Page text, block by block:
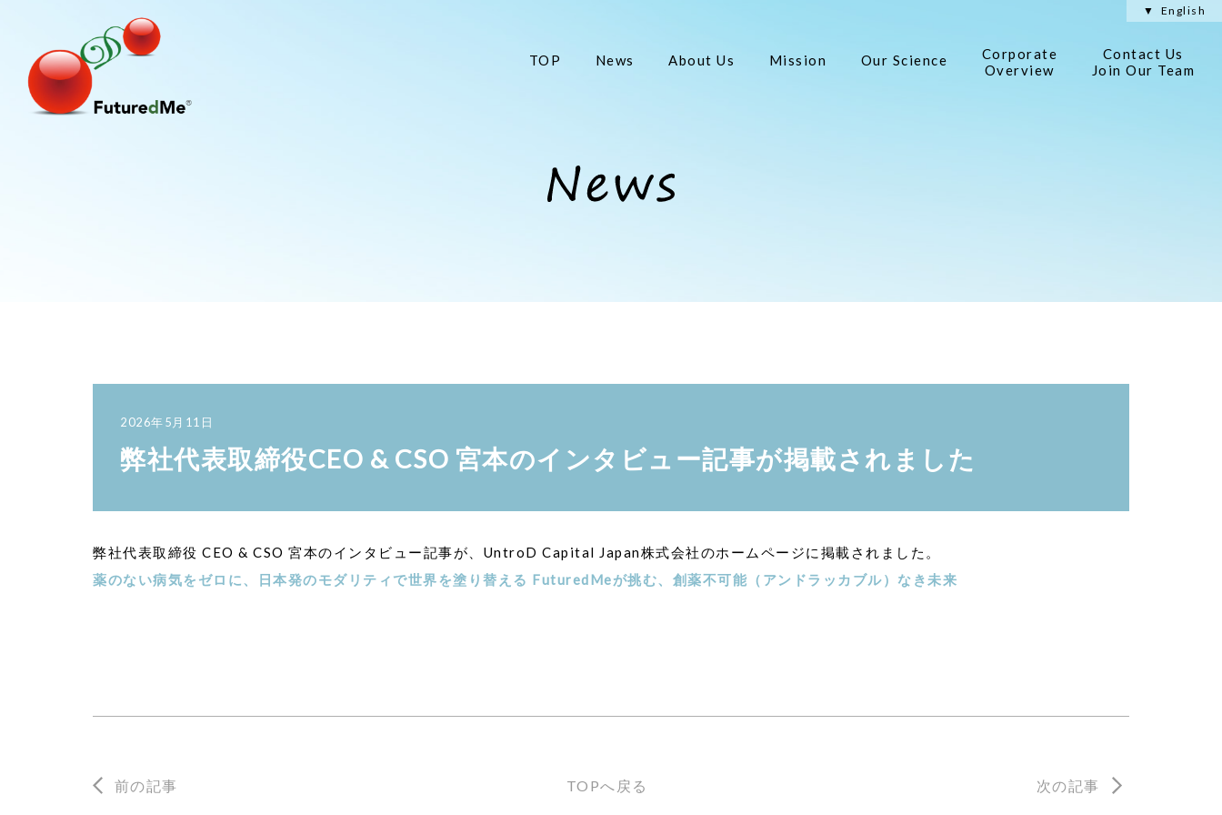
TOP News About Us Mission Our Science
Corporate
Overview
Contact Us
Join Our Team
English
2026年5月11日
弊社代表取締役CEO & CSO 宮本のインタビュー記事が掲載されました
弊社代表取締役 CEO & CSO 宮本のインタビュー記事が、UntroD Capital Japan株式会社のホームページに掲載されました。
薬のない病気をゼロに、日本発のモダリティで世界を塗り替える FuturedMeが挑む、創薬不可能（アンドラッカブル）なき未来
前の記事 TOPへ戻る 次の記事